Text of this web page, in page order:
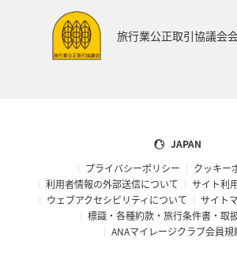
旅行業公正取引協議会
JAPAN
プライバシーポリシー
クッキー
利用者情報の外部送信について
サイト利
ウェブアクセシビリティについて
サイト
標識・各種約款・旅行条件書・取
ANAマイレージクラブ会員規